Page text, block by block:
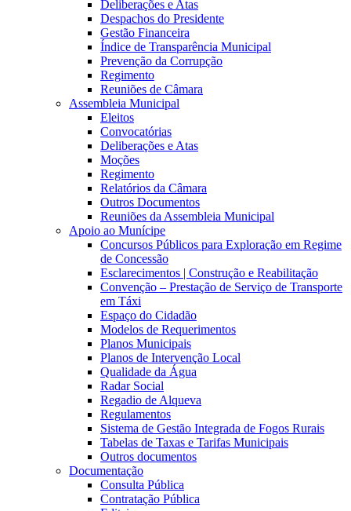
Deliberações e Atas
Despachos do Presidente
Gestão Financeira
Índice de Transparência Municipal
Prevenção da Corrupção
Regimento
Reuniões de Câmara
Assembleia Municipal
Eleitos
Convocatórias
Deliberações e Atas
Moções
Regimento
Relatórios da Câmara
Outros Documentos
Reuniões da Assembleia Municipal
Apoio ao Munícipe
Concursos Públicos para Exploração em Regime
de Concessão
Esclarecimentos | Construção e Reabilitação
Convenção – Prestação de Serviço de Transporte
em Táxi
Espaço do Cidadão
Modelos de Requerimentos
Planos Municipais
Planos de Intervenção Local
Qualidade da Água
Radar Social
Regadio de Alqueva
Regulamentos
Sistema de Gestão Integrada de Fogos Rurais
Tabelas de Taxas e Tarifas Municipais
Outros documentos
Documentação
Consulta Pública
Contratação Pública